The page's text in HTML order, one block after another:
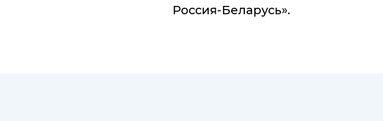
Россия-Беларусь».